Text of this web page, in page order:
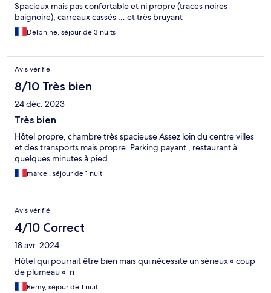
Spacieux mais pas confortable et ni propre (traces noires
baignoire), carreaux cassés … et très bruyant
Delphine, séjour de 3 nuits
Avis vérifié
8/10 Très bien
24 déc. 2023
Très bien
Hôtel propre, chambre très spacieuse Assez loin du centre villes
et des transports mais propre. Parking payant , restaurant à
quelques minutes à pied
marcel, séjour de 1 nuit
Avis vérifié
4/10 Correct
18 avr. 2024
Hôtel qui pourrait être bien mais qui nécessite un sérieux « coup
de plumeau « n
Rémy, séjour de 1 nuit